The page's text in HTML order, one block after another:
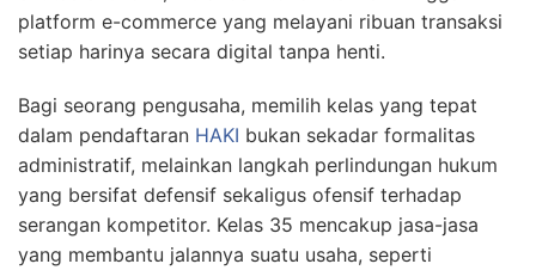
platform e-commerce yang melayani ribuan transaksi
setiap harinya secara digital tanpa henti.
Bagi seorang pengusaha, memilih kelas yang tepat
dalam pendaftaran HAKI bukan sekadar formalitas
administratif, melainkan langkah perlindungan hukum
yang bersifat defensif sekaligus ofensif terhadap
serangan kompetitor. Kelas 35 mencakup jasa-jasa
yang membantu jalannya suatu usaha, seperti